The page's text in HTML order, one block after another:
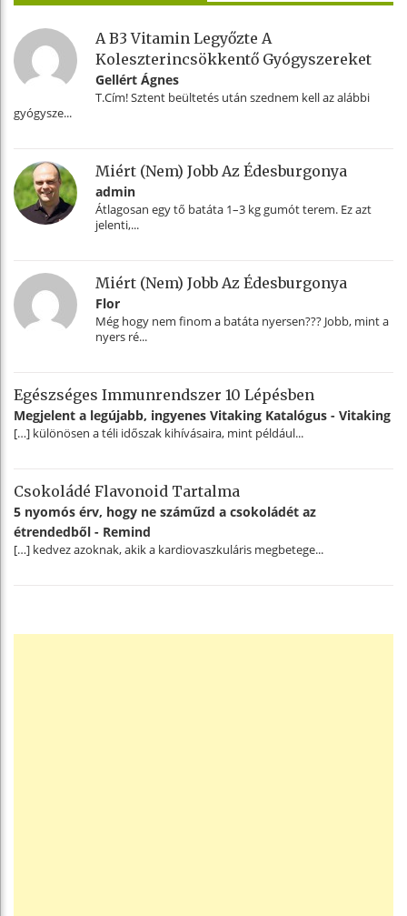
A B3 Vitamin Legyőzte A
Koleszterincsökkentő Gyógyszereket
Gellért Ágnes
T.Cím! Sztent beültetés után szednem kell az alábbi
gyógysze...
Miért (nem) Jobb Az Édesburgonya
admin
Átlagosan egy tő batáta 1–3 kg gumót terem. Ez azt
jelenti,...
Miért (nem) Jobb Az Édesburgonya
Flor
Még hogy nem finom a batáta nyersen??? Jobb, mint a
nyers ré...
Egészséges Immunrendszer 10 Lépésben
Megjelent a legújabb, ingyenes Vitaking Katalógus - Vitaking
[…] különösen a téli időszak kihívásaira, mint például...
Csokoládé Flavonoid Tartalma
5 nyomós érv, hogy ne száműzd a csokoládét az
étrendedből - Remind
[…] kedvez azoknak, akik a kardiovaszkuláris megbetege...